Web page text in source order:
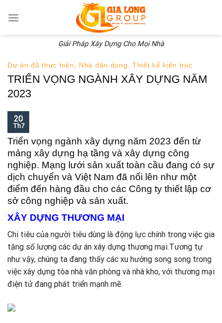
Giải Pháp Xây Dựng Cho Mọi Nhà
Dự án đã thực hiện Nhà dân dụng Thiết kế kiến trúc
TRIỂN VỌNG NGÀNH XÂY DỰNG NĂM
2023
20
Th7
Triển vọng ngành xây dựng năm 2023 đến từ
mảng xây dựng hạ tầng và xây dựng công
nghiệp. Mạng lưới sản xuất toàn cầu đang có sự
dịch chuyển và Việt Nam đã nổi lên như một
điểm đến hàng đầu cho các Công ty thiết lập cơ
sở công nghiệp và sản xuất.
XÂY DỰNG THƯƠNG MẠI
Chi tiêu của người tiêu dùng là động lực chính trong việc gia
tăng số lượng các dự án xây dựng thương mại.Tương tự
như vậy, chúng ta đang thấy các xu hướng song song trong
việc xây dựng tòa nhà văn phòng và nhà kho, với thương mại
điện tử đang phát triển mạnh mẽ.